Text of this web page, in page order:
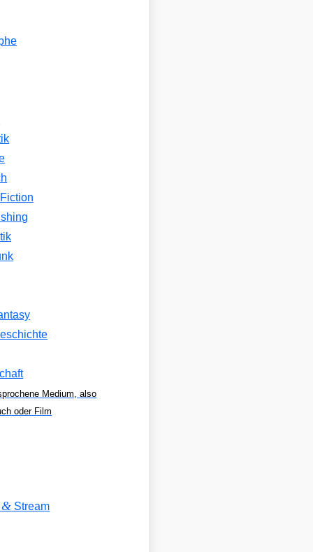
Medium, also
oder Film
& Stream